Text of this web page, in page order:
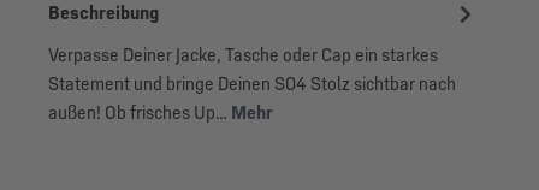
Beschreibung
Verpasse Deiner Jacke, Tasche oder Cap ein starkes
Statement und bringe Deinen S04 Stolz sichtbar nach
außen! Ob frisches Up… Mehr